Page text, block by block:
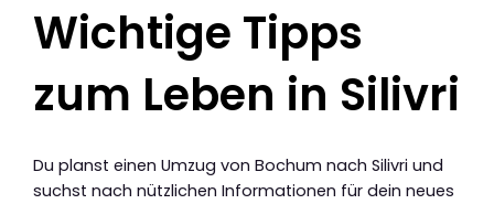
Wichtige Tipps
zum Leben in Silivri
Du planst einen Umzug von Bochum nach Silivri und
suchst nach nützlichen Informationen für dein neues